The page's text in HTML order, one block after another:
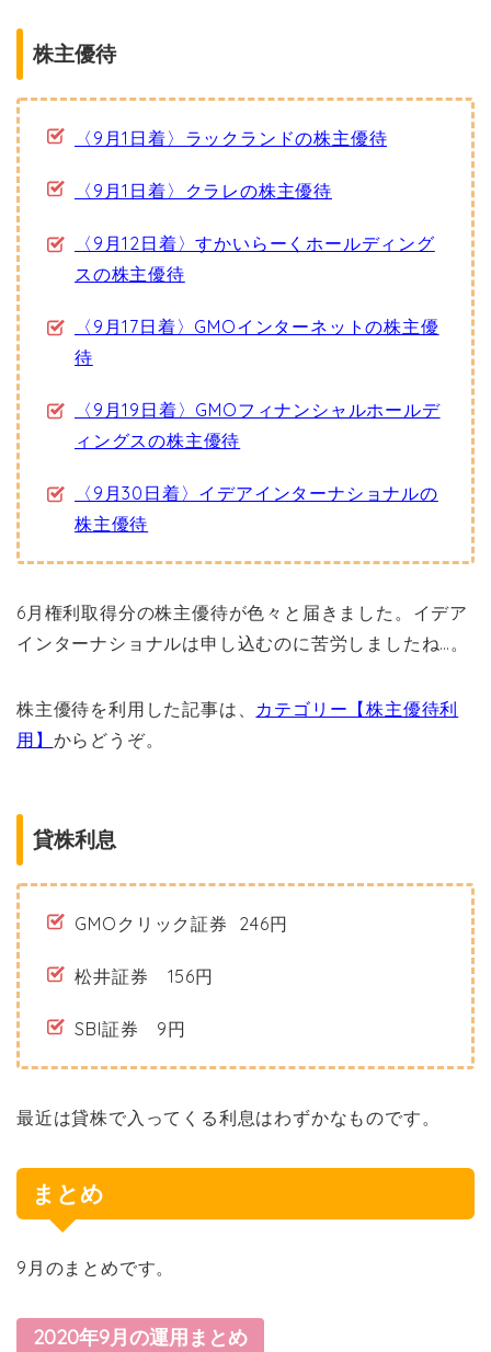
株主優待
〈9月1日着〉ラックランドの株主優待
〈9月1日着〉クラレの株主優待
〈9月12日着〉すかいらーくホールディング
スの株主優待
〈9月17日着〉GMOインターネットの株主優
待
〈9月19日着〉GMOフィナンシャルホールデ
ィングスの株主優待
〈9月30日着〉イデアインターナショナルの
株主優待
6月権利取得分の株主優待が色々と届きました。イデア
インターナショナルは申し込むのに苦労しましたね…。
株主優待を利用した記事は、 カテゴリー【株主優待利
用】 から どうぞ。
貸株利息
GMOクリック証券 246円
松井証券 156円
SBI証券 9円
最近は貸株で入ってくる利息はわずかなものです。
まとめ
9月のまとめです。
2020年9月の運用まとめ